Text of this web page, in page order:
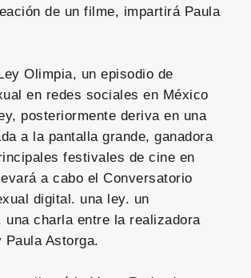
de un filme, impartirá Paula
Olimpia, un episodio de
en redes sociales en México
posteriormente deriva en una
a la pantalla grande, ganadora
festivales de cine en
a cabo el Conversatorio
digital. una ley. un
una charla entre la realizadora
Paula Astorga.